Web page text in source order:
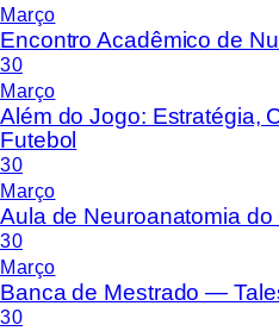
Março
Encontro Acadêmico de
30
Março
Além do Jogo: Estratégia,
Futebol
30
Março
Aula de Neuroanatomia
30
Março
Banca de Mestrado —
30